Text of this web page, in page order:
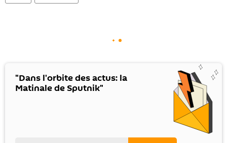
"Dans l'orbite des actus: la
Matinale de Sputnik"